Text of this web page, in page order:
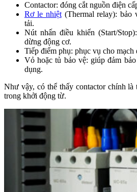
Contactor: đóng cắt nguồn điện
Rơ le nhiệt(Thermal relay): bảo
tải.
Nút nhấn điều khiển (Start/
dừng động cơ.
Tiếp điểm phụ: phục vụ cho
Vỏ hoặc tủ bảo vệ: giúp đảm
dụng.
Như vậy, có thể thấy contactor chính là
trong khởi động từ.